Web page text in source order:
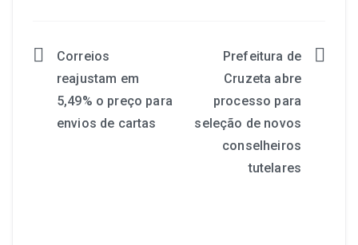
Correios
reajustam em
5,49% o preço para
envios de cartas
Prefeitura de
Cruzeta abre
processo para
seleção de novos
conselheiros
tutelares